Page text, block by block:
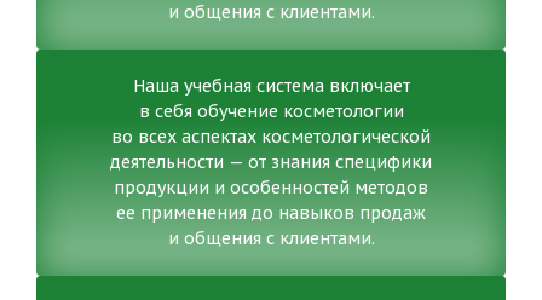
и общения с клиентами.
Наша учебная система включает
в себя обучение косметологии
во всех аспектах косметологической
деятельности — от знания специфики
продукции и особенностей методов
ее применения до навыков продаж
и общения с клиентами.